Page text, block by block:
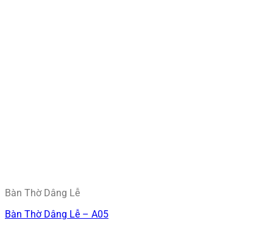
Bàn Thờ Dâng Lễ
Bàn Thờ Dâng Lễ – A05